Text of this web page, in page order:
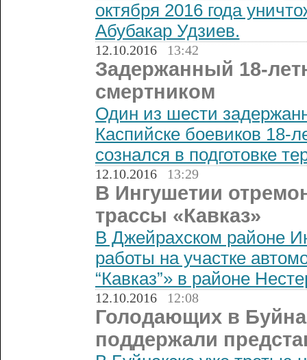
октября 2016 года
Абубакар Удзиев.
12.10.2016 13:42
Задержанный 18-
смертником
Один из шести
Каспийске боевиков 18-
сознался в подготовке
12.10.2016 13:29
В Ингушетии
трассы «Кавказ»
В Джейрахском районе
работы на участке
“Кавказ”» в районе
12.10.2016 12:08
Голодающих в
поддержали